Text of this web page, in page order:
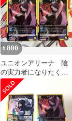
¥800
ユニオンアリーナ 陰
の実力者になりたく
て アウロラ SR 2枚